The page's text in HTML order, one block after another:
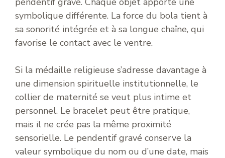
symbolique différente. La force du bola tient à
sa sonorité intégrée et à sa longue chaîne, qui
favorise le contact avec le ventre.
Si la médaille religieuse s’adresse davantage à
une dimension spirituelle institutionnelle, le
collier de maternité se veut plus intime et
personnel. Le bracelet peut être pratique,
mais il ne crée pas la même proximité
sensorielle. Le pendentif gravé conserve la
valeur symbolique du nom ou d’une date, mais